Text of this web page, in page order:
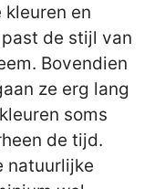
en
de stijl van
Bovendien
ze erg lang
soms
de tijd.
natuurlijke